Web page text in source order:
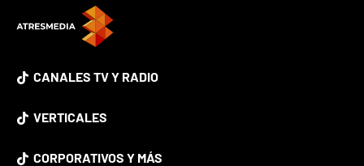
CANALES TV Y RADIO
VERTICALES
CORPORATIVOS Y MÁS